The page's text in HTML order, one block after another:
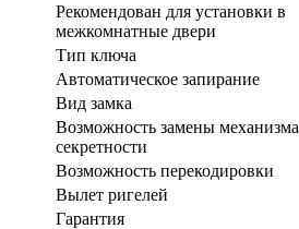
Рекомендован для установки в
межкомнатные двери
Тип ключа
Автоматическое запирание
Вид замка
Возможность замены механизма
секретности
Возможность перекодировки
Вылет ригелей
Гарантия